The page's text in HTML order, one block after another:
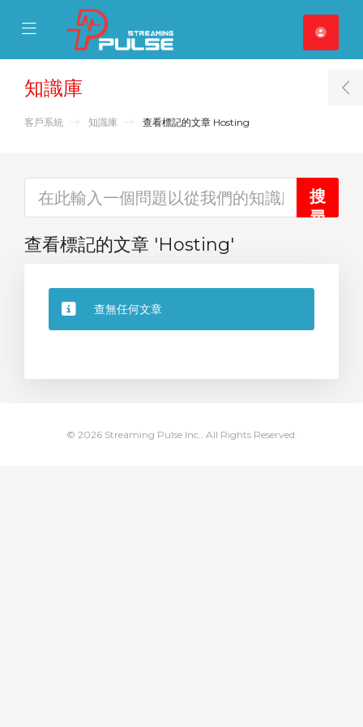
Mobile Menu
Mobile Menu
知識庫
客戶系統 知識庫 查看標記的文章 Hosting
查看標記的文章 'Hosting'
查無任何文章
© 2026 Streaming Pulse Inc.. All Rights Reserved.